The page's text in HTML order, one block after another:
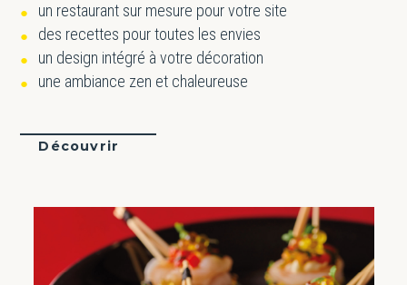
un restaurant sur mesure pour votre site
des recettes pour toutes les envies
un design intégré à votre décoration
une ambiance zen et chaleureuse
Découvrir